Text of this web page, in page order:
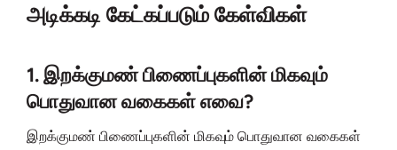
அடிக்கடி கேட்கப்படும் கேள்விகள்
1. இறக்குமண் பிணைப்புகளின் மிகவும்
பொதுவான வகைகள் எவை?
இறக்குமண் பிணைப்புகளின் மிகவும் பொதுவான வகைகள்